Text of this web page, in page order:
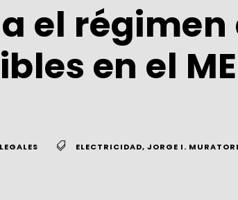
el
en el
ELECTRICIDAD, JORGE I.